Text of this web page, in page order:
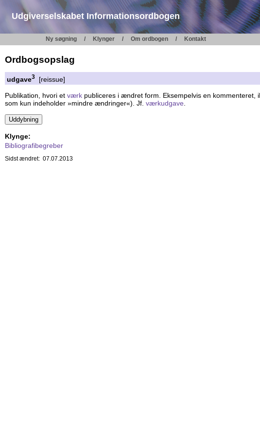
Udgiverselskabet Informationsordbogen
Ny søgning Klynger Om ordbogen Kontakt
Ordbogsopslag
udgave3 [reissue]
Publikation, hvori et værk publiceres i ændret form. Eksempelvis en kommenteret,
som kun indeholder »mindre ændringer«). Jf. værkudgave.
Klynge:
Bibliografibegreber
Sidst ændret: 07.07.2013